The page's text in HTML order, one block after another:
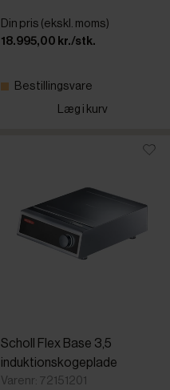
Din pris (ekskl. moms)
18.995,00 kr./stk.
Bestillingsvare
Læg i kurv
Scholl Flex Base 3,5
induktionskogeplade
Varenr: 72151201